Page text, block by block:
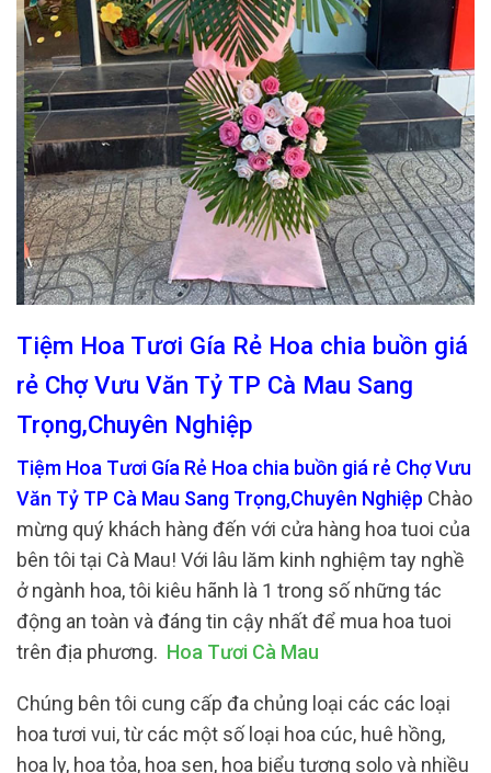
Tiệm Hoa Tươi Gía Rẻ Hoa chia buồn giá
rẻ Chợ Vưu Văn Tỷ TP Cà Mau Sang
Trọng,Chuyên Nghiệp
Tiệm Hoa Tươi Gía Rẻ Hoa chia buồn giá rẻ Chợ Vưu
Văn Tỷ TP Cà Mau Sang Trọng,Chuyên Nghiệp Chào
mừng quý khách hàng đến với cửa hàng hoa tuoi của
bên tôi tại Cà Mau! Với lâu lăm kinh nghiệm tay nghề
ở ngành hoa, tôi kiêu hãnh là 1 trong số những tác
động an toàn và đáng tin cậy nhất để mua hoa tuoi
trên địa phương. Hoa Tươi Cà Mau
Chúng bên tôi cung cấp đa chủng loại các các loại
hoa tươi vui, từ các một số loại hoa cúc, huê hồng,
hoa ly, hoa tỏa, hoa sen, hoa biểu tượng solo và nhiều